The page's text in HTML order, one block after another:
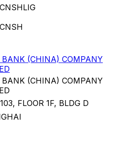
BANK (CHINA) COMPANY
BANK (CHINA) COMPANY
FLOOR 1F, BLDG D